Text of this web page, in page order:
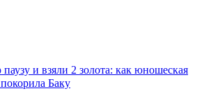
и взяли 2 золота: как юношеская
Баку